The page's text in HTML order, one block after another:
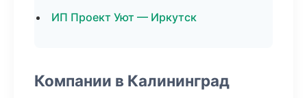
ИП Проект Уют — Иркутск
Компании в Калининград